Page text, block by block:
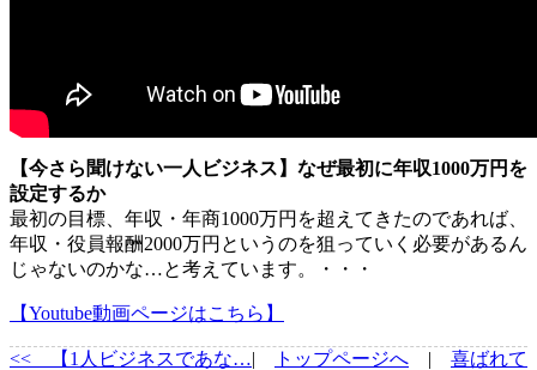
【今さら聞けない一人ビジネス】なぜ最初に年収1000万円を
設定するか
最初の目標、年収・年商1000万円を超えてきたのであれば、
年収・役員報酬2000万円というのを狙っていく必要があるん
じゃないのかな…と考えています。・・・
【Youtube動画ページはこちら】
<< 【1人ビジネスであな…| トップページへ | 喜ばれて